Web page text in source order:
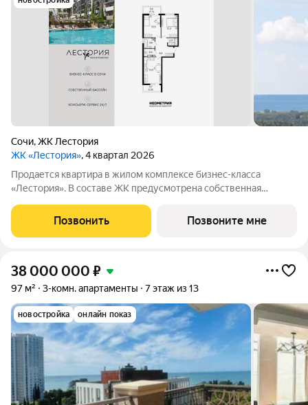
Сочи,ЖК Лестория
ЖК «Лестория», 4 квартал 2026
Продается квартира в жилом комплексе бизнес-класса
«Лестория». В составе ЖК предусмотрена собственная
подогреваемыми бассейнами, что соответствуют стандартам
бизнес-класса. Аквазона объединяет взрослый и
Позвонить Позвоните мне
38 000 000 ₽
97 м² 3-комн. апартаменты 7 этаж из 13
новостройка онлайн показ